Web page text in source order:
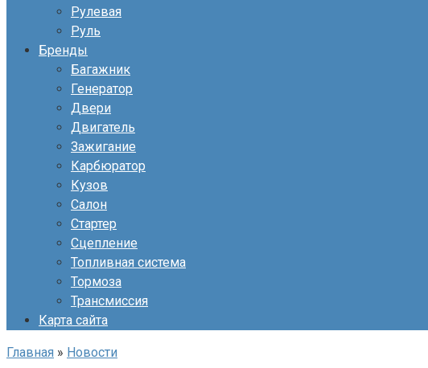
Рулевая
Руль
Бренды
Багажник
Генератор
Двери
Двигатель
Зажигание
Карбюратор
Кузов
Салон
Стартер
Сцепление
Топливная система
Тормоза
Трансмиссия
Карта сайта
Главная » Новости